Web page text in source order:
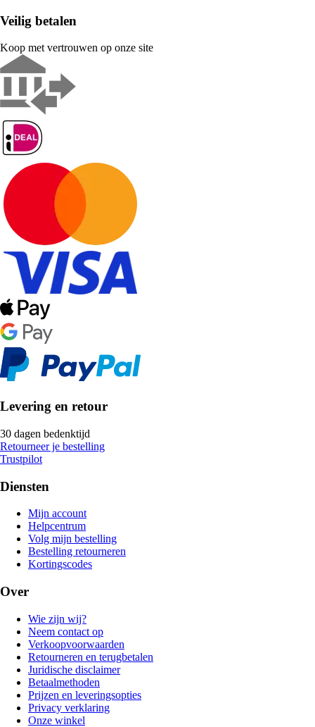
Veilig betalen
Koop met vertrouwen op onze site
Levering en retour
30 dagen bedenktijd
Retourneer je bestelling
Trustpilot
Diensten
Mijn account
Helpcentrum
Volg mijn bestelling
Bestelling retourneren
Kortingscodes
Over
Wie zijn wij?
Neem contact op
Verkoopvoorwaarden
Retourneren en terugbetalen
Juridische disclaimer
Betaalmethoden
Prijzen en leveringsopties
Privacy verklaring
Onze winkel